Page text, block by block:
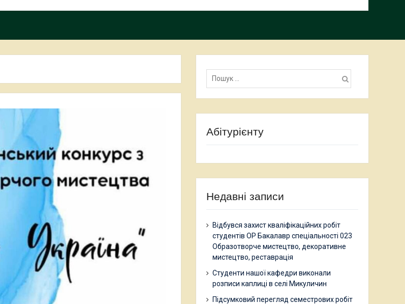
Пошук:
Абітурієнту
Недавні записи
Відбувся захист кваліфікаційних робіт
студентів ОР Бакалавр спеціальності 023
Образотворче мистецтво, декоративне
мистецтво, реставрація
Студенти нашої кафедри виконали
розписи каплиці в селі Микуличин
Підсумковий перегляд семестрових робіт